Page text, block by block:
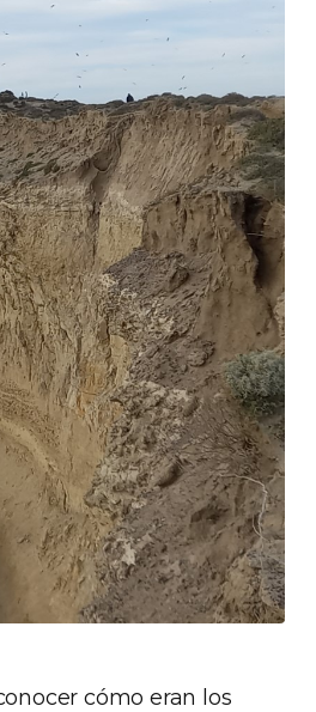
cómo eran los